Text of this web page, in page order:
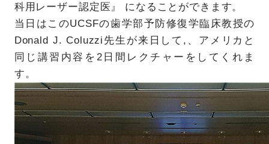
科用レーザー認定医』 になることができます。
当日はこのUCSFの歯学部予防修復学臨床教授の
Donald J. Coluzzi先生が来日して,、アメリカと
同じ講習内容を2日間レクチャーをしてくれま
す。